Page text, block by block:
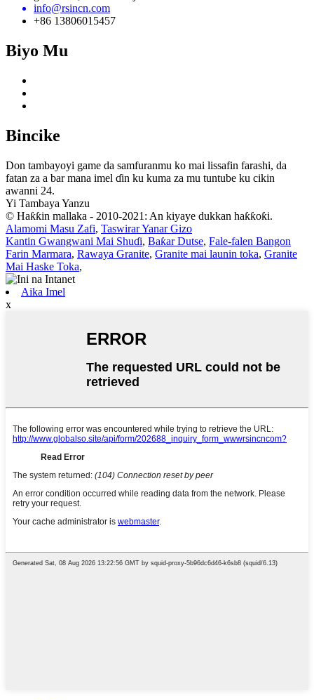
info@rsincn.com
+86 13806015457
Biyo Mu
Bincike
Don tambayoyi game da samfuranmu ko mai lissafin farashi, da
fatan za a bar mana imel ɗin ku kuma za mu tuntube ku cikin
awanni 24.
Yi Tambaya Yanzu
© Haƙƙin mallaka - 2010-2021: An kiyaye dukkan haƙƙoƙi.
Alamomi Masu Zafi, Taswirar Yanar Gizo
Kantin Gwangwani Mai Shuɗi, Baƙar Dutse, Fale-falen Bangon
Farin Marmara, Rawaya Granite, Granite mai launin toka, Granite
Mai Haske Toka,
Aika Imel
x